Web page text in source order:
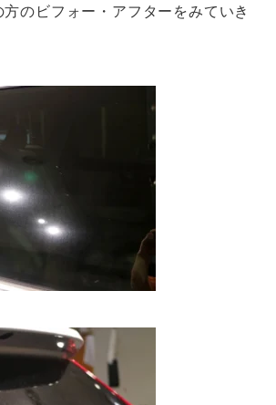
のビフォー・アフターをみていき